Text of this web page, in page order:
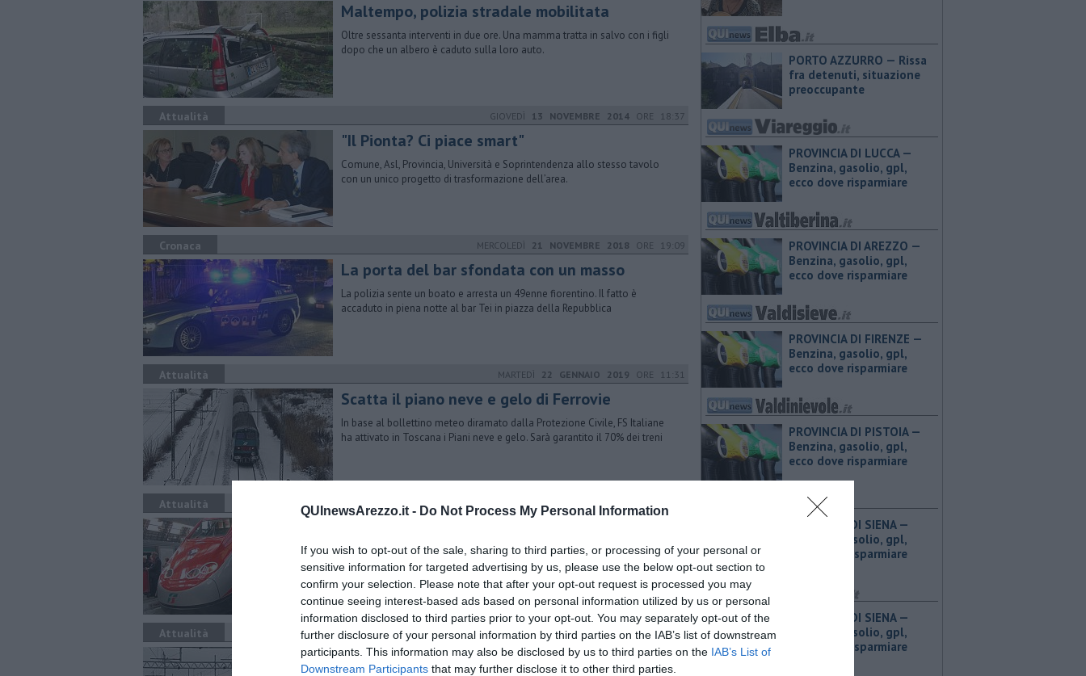
QUInewsArezzo.it - Do Not Process My Personal Information
If you wish to opt-out of the sale, sharing to third parties, or processing of your personal or
sensitive information for targeted advertising by us, please use the below opt-out section to
confirm your selection. Please note that after your opt-out request is processed you may
continue seeing interest-based ads based on personal information utilized by us or personal
information disclosed to third parties prior to your opt-out. You may separately opt-out of the
further disclosure of your personal information by third parties on the IAB’s list of downstream
participants. This information may also be disclosed by us to third parties on the IAB’s List of
Downstream Participants that may further disclose it to other third parties.
Maltempo, polizia stradale mobilitata
Oltre sessanta interventi in due ore. Una mamma tratta in salvo con i figli
dopo che un albero è caduto sulla loro auto.
Attualità GIOVEDÌ 13 NOVEMBRE 2014 ORE 18:37
"Il Pionta? Ci piace smart"
Comune, Asl, Provincia, Università e Soprintendenza allo stesso tavolo
con un unico progetto di trasformazione dell’area.
Cronaca MERCOLEDÌ 21 NOVEMBRE 2018 ORE 19:09
La porta del bar sfondata con un masso
La polizia sente un boato e arresta un 49enne fiorentino. Il fatto è
accaduto in piena notte al bar Tei in piazza della Repubblica
Attualità MARTEDÌ 22 GENNAIO 2019 ORE 11:31
Scatta il piano neve e gelo di Ferrovie
In base al bollettino meteo diramato dalla Protezione Civile, FS Italiane
ha attivato in Toscana i Piani neve e gelo. Sarà garantito il 70% dei treni
Attualità LUNEDÌ 22 LUGLIO 2019 ORE 09:10
L'incendio, forse doloso, è scoppiato poco dopo le 5 nella stazione di
Rovezzano e ha bloccato la circolazione ferroviaria fra Roma e Milano
Attualità LUNEDÌ22 LUGLIO 2019ORE 14:48
Incendio doloso e caos, come chiedere i
PORTO AZZURRO — Rissa
fra detenuti, situazione
preoccupante
PROVINCIA DI LUCCA — ​
Benzina, gasolio, gpl,
ecco dove risparmiare
PROVINCIA DI AREZZO — ​
Benzina, gasolio, gpl,
ecco dove risparmiare
PROVINCIA DI FIRENZE — ​
Benzina, gasolio, gpl,
ecco dove risparmiare
PROVINCIA DI PISTOIA — ​
Benzina, gasolio, gpl,
ecco dove risparmiare
PROVINCIA DI SIENA — ​
Benzina, gasolio, gpl,
ecco dove risparmiare
PROVINCIA DI SIENA — ​
Benzina, gasolio, gpl,
ecco dove risparmiare